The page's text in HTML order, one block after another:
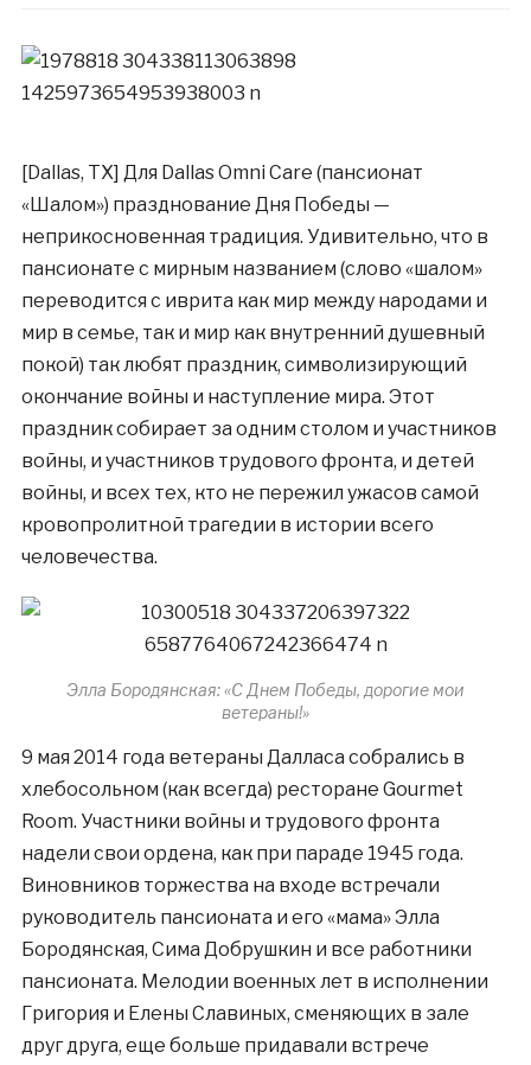
[Dallas, TX] Для Dallas Omni Care (пансионат
«Шалом») празднование Дня Победы —
неприкосновенная традиция. Удивительно, что в
пансионате с мирным названием (слово «шалом»
переводится с иврита как мир между народами и
мир в семье, так и мир как внутренний душевный
покой) так любят праздник, символизирующий
окончание войны и наступление мира. Этот
праздник собирает за одним столом и участников
войны, и участников трудового фронта, и детей
войны, и всех тех, кто не пережил ужасов самой
кровопролитной трагедии в истории всего
человечества.
Элла Бородянская: «С Днем Победы, дорогие мои
ветераны!»
9 мая 2014 года ветераны Далласа собрались в
хлебосольном (как всегда) ресторане Gourmet
Room. Участники войны и трудового фронта
надели свои ордена, как при параде 1945 года.
Виновников торжества на входе встречали
руководитель пансионата и его «мама» Элла
Бородянская, Сима Добрушкин и все работники
пансионата. Мелодии военных лет в исполнении
Григория и Елены Славиных, сменяющих в зале
друг друга, еще больше придавали встрече